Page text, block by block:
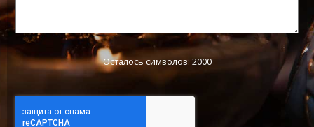
Осталось символов: 2000